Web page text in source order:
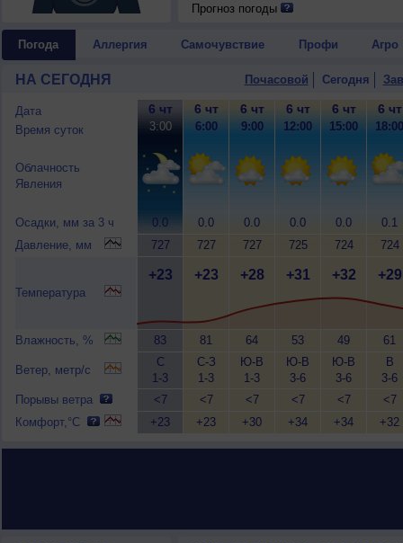
Прогноз погоды
Погода Аллергия Самочувствие Профи Агро
НА СЕГОДНЯ Почасовой Сегодня
Дата
Время суток
Облачность
Явления
Осадки, мм за 3 ч
Давление, мм
Температура
Влажность, %
Ветер, метр/с
Порывы ветра
Комфорт,°C
6 чт
3:00
0.0
727
+23
83
С
1-3
<7
+23
6 чт
6:00
0.0
727
+23
81
С-З
1-3
<7
+23
6 чт
9:00
0.0
727
+28
64
Ю-В
1-3
<7
+30
6 чт
12:00
0.0
725
+31
53
Ю-В
3-6
<7
+34
6 чт
15:00
0.0
724
+32
49
Ю-В
3-6
<7
+34
6 чт
18:00
0.1
724
+29
61
В
3-6
<7
+32